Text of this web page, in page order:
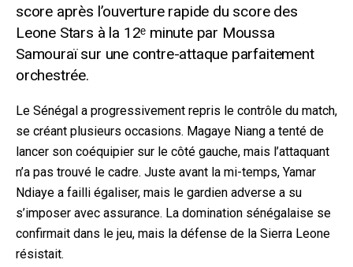
score après l’ouverture rapide du score des
Leone Stars à la 12ᵉ minute par Moussa
Samouraï sur une contre-attaque parfaitement
orchestrée.
Le Sénégal a progressivement repris le contrôle du match,
se créant plusieurs occasions. Magaye Niang a tenté de
lancer son coéquipier sur le côté gauche, mais l’attaquant
n’a pas trouvé le cadre. Juste avant la mi-temps, Yamar
Ndiaye a failli égaliser, mais le gardien adverse a su
s’imposer avec assurance. La domination sénégalaise se
confirmait dans le jeu, mais la défense de la Sierra Leone
résistait.